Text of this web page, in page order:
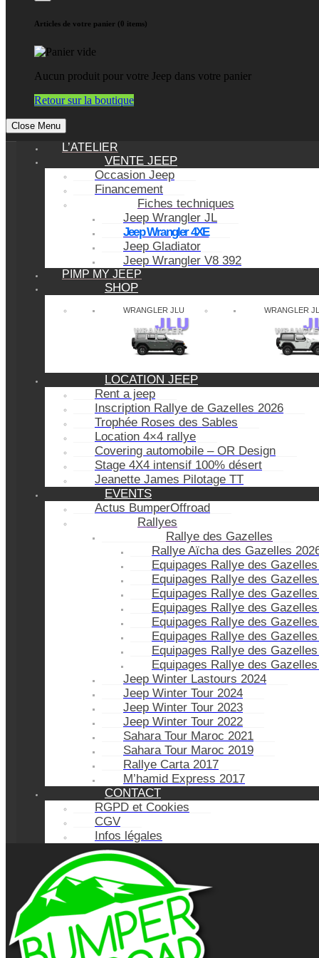
Articles de votre panier (0 items)
Aucun produit pour votre Jeep dans votre panier
Retour sur la boutique
Close Menu
L’ATELIER
VENTE JEEP
Occasion Jeep
Financement
Fiches techniques
Jeep Wrangler JL
Jeep Wrangler 4XE
Jeep Gladiator
Jeep Wrangler V8 392
PIMP MY JEEP
SHOP
WRANGLER JLU WRANGLER JL
LOCATION JEEP
Rent a jeep
Inscription Rallye de Gazelles 2026
Trophée Roses des Sables
Location 4×4 rallye
Covering automobile – OR Design
Stage 4X4 intensif 100% désert
Jeanette James Pilotage TT
EVENTS
Actus BumperOffroad
Rallyes
Rallye des Gazelles
Rallye Aïcha des Gazelles
Equipages Rallye des
Equipages Rallye des
Equipages Rallye des
Equipages Rallye des
Equipages Rallye des
Equipages Rallye des
Equipages Rallye des
Equipages Rallye des
Jeep Winter Lastours 2024
Jeep Winter Tour 2024
Jeep Winter Tour 2023
Jeep Winter Tour 2022
Sahara Tour Maroc 2021
Sahara Tour Maroc 2019
Rallye Carta 2017
M’hamid Express 2017
CONTACT
RGPD et Cookies
CGV
Infos légales